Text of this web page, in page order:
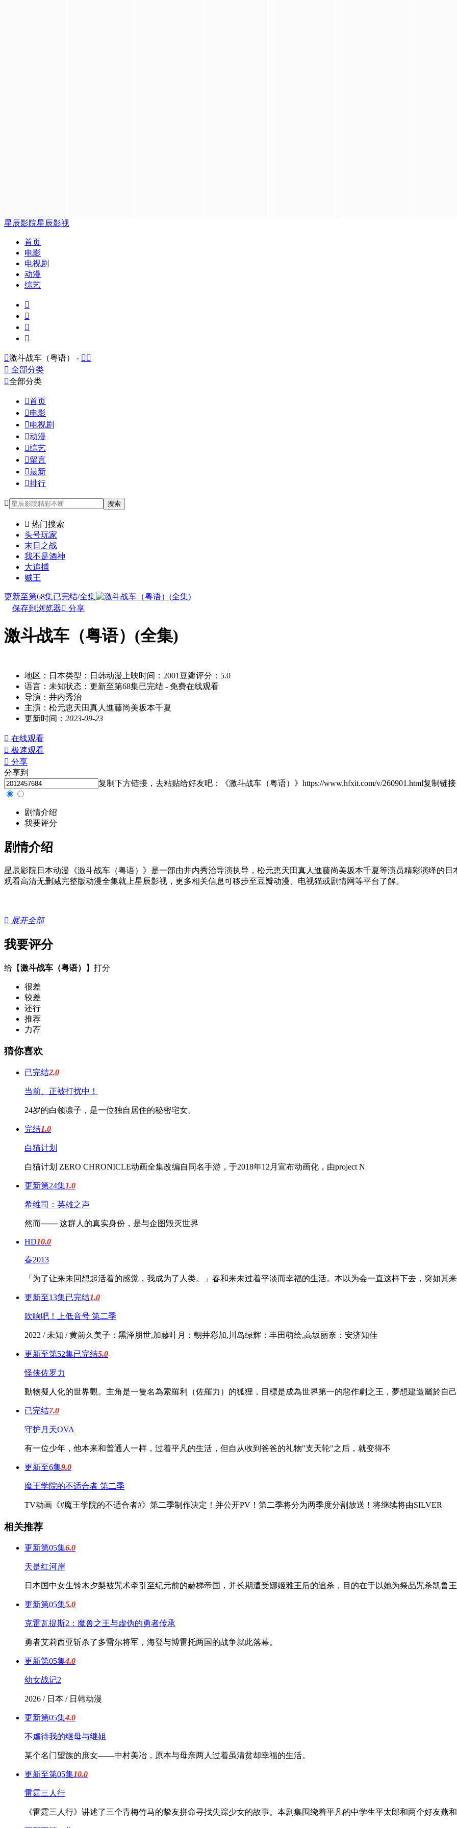
星辰影院星辰影视
首页
电影
电视剧
动漫
综艺




激斗战车（粤语） -  
 全部分类
全部分类
首页
电影
电视剧
动漫
综艺
留言
最新
排行
 搜索
 热门搜索
头号玩家
末日之战
我不是酒神
大追捕
贼王
更新至第68集已完结/全集
保存到浏览器 分享
激斗战车（粤语）(全集)
地区： 日本类型： 日韩动漫 上映时间： 2001 豆瓣评分： 5.0
语言： 未知状态： 更新至第68集已完结 - 免费在线观看
导演： 井内秀治
主演： 松元恵天田真人進藤尚美坂本千夏
更新时间： 2023-09-23
 在线观看
 极速观看
 分享
分享到
复制下方链接，去粘贴给好友吧：
《激斗战车（粤语）》https://www.hfxit.com/v/260901.html复制链接
剧情介绍
我要评分
剧情介绍
星辰影院日本动漫《激斗战车（粤语）》是一部由井内秀治导演执导，松元恵天田真人進藤尚美坂本千夏等演员精彩演绎的
观看高清无删减完整版动漫全集就上星辰影视，更多相关信息可移步至豆瓣动漫、电视猫或剧情网等平台了解。
 展开全部
我要评分
给【激斗战车（粤语） 】打分
很差
较差
还行
推荐
力荐
猜你喜欢
已完结2.0
当前、正被打扰中！
24岁的白领凛子，是一位独自居住的秘密宅女。
完结1.0
白猫计划
白猫计划 ZERO CHRONICLE动画全集改编自同名手游，于2018年12月宣布动画化，由project N
更新第24集1.0
希维司：英雄之声
然而─── 这群人的真实身份，是与企图毁灭世界
HD10.0
春2013
「为了让来未回想起活着的感觉，我成为了人类。」春和来未过着平淡而幸福的生活。本以为会一直这样下去，突如其
更新至13集已完结1.0
吹响吧！上低音号 第二季
2022 / 未知 / 黄前久美子：黑泽朋世,加藤叶月：朝井彩加,川岛绿辉：丰田萌绘,高坂丽奈：安济知佳
更新至第52集已完结5.0
怪侠佐罗力
動物擬人化的世界觀。主角是一隻名為索羅利（佐羅力）的狐狸，目標是成為世界第一的惡作劇之王，夢想建造屬於自
已完结7.0
守护月天OVA
有一位少年，他本来和普通人一样，过着平凡的生活，但自从收到爸爸的礼物"支天轮"之后，就变得不
更新至6集9.0
魔王学院的不适合者 第二季
TV动画《#魔王学院的不适合者#》第二季制作决定！并公开PV！第二季将分为两季度分割放送！将继续将由SILVER
相关推荐
更新第05集6.0
天是红河岸
日本国中女生铃木夕梨被咒术牵引至纪元前的赫梯帝国，并长期遭受娜姬雅王后的追杀，目的在于以她为祭品咒杀凯鲁
更新第05集5.0
克雷瓦提斯2：魔兽之王与虚伪的勇者传承
勇者艾莉西亚斩杀了多雷尔将军，海登与博雷托两国的战争就此落幕。
更新第05集4.0
幼女战记2
2026 / 日本 / 日韩动漫
更新第05集4.0
不虐待我的继母与继姐
某个名门望族的庶女——中村美冶，原本与母亲两人过着虽清贫却幸福的生活。
更新至第05集10.0
雷霆三人行
《雷霆三人行》讲述了三个青梅竹马的挚友拼命寻找失踪少女的故事。本剧集围绕着平凡的中学生平太郎和两个好友燕